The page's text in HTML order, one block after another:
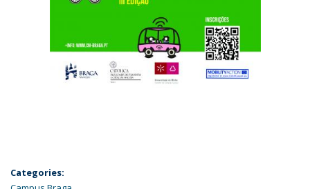
Categories: